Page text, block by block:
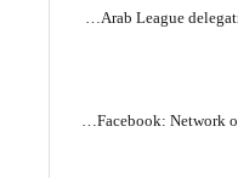
Arab League
Facebook: Network